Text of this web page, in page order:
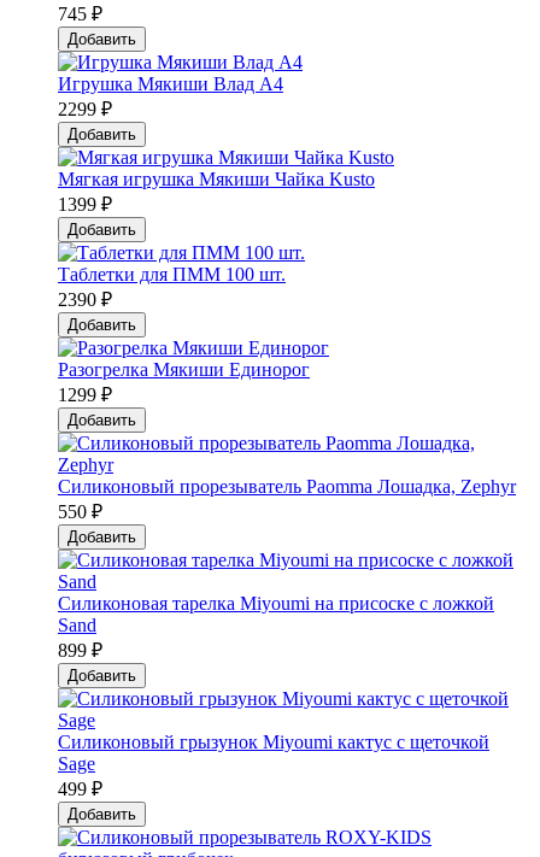
745 ₽
Добавить
Игрушка Мякиши Влад А4
2299 ₽
Добавить
Мягкая игрушка Мякиши Чайка Kusto
1399 ₽
Добавить
Таблетки для ПММ 100 шт.
2390 ₽
Добавить
Разогрелка Мякиши Единорог
1299 ₽
Добавить
Силиконовый прорезыватель Paomma Лошадка, Zephyr
550 ₽
Добавить
Силиконовая тарелка Мiyoumi на присоске с ложкой
Sand
899 ₽
Добавить
Силиконовый грызунок Мiyoumi кактус с щеточкой
Sage
499 ₽
Добавить